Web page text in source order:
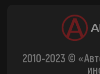
2010-2023 ©